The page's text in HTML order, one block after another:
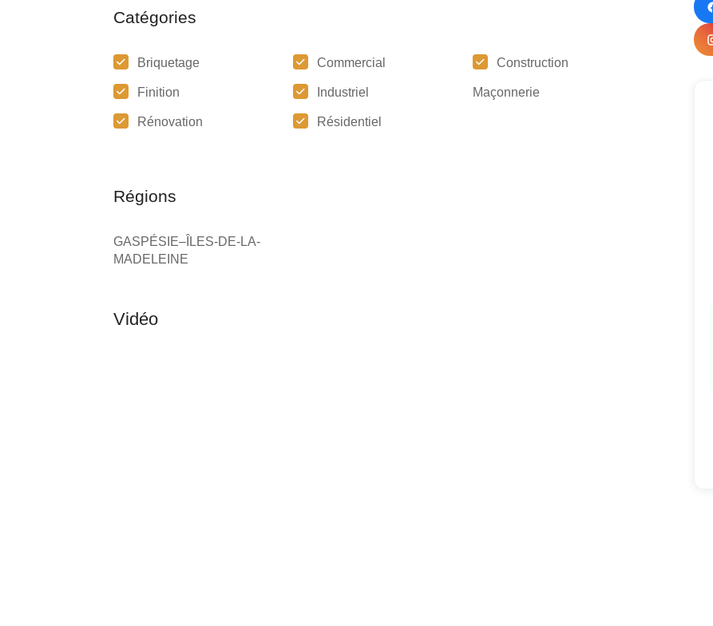
Catégories
Briquetage Commercial Construction
Finition Industriel Maçonnerie
Rénovation Résidentiel
Régions
GASPÉSIE–ÎLES-DE-LA-
MADELEINE